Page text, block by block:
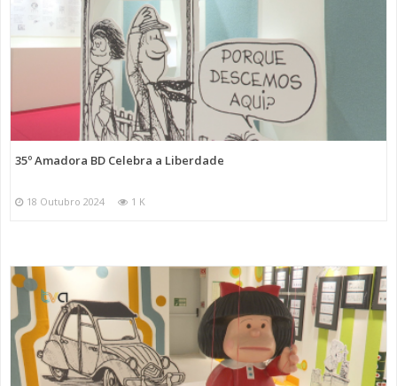
35º Amadora BD Celebra a Liberdade
18 Outubro 2024 1 K